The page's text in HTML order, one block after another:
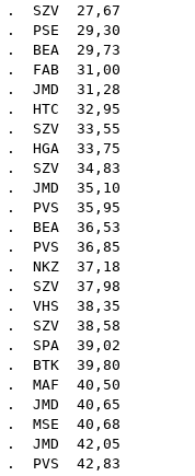
. SZV 27,67
. PSE 29,30
. BEA 29,73
. FAB 31,00
. JMD 31,28
. HTC 32,95
. SZV 33,55
. HGA 33,75
. SZV 34,83
. JMD 35,10
. PVS 35,95
. BEA 36,53
. PVS 36,85
. NKZ 37,18
. SZV 37,98
. VHS 38,35
. SZV 38,58
. SPA 39,02
. BTK 39,80
. MAF 40,50
. JMD 40,65
. MSE 40,68
. JMD 42,05
. PVS 42,83